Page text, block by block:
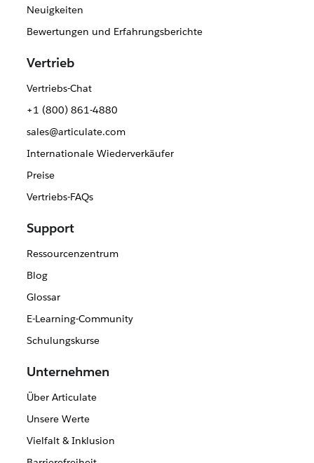
Neuigkeiten
Bewertungen und Erfahrungsberichte
Vertrieb
Vertriebs-Chat
+1 (800) 861-4880
sales@articulate.com
Internationale Wiederverkäufer
Preise
Vertriebs-FAQs
Support
Ressourcenzentrum
Blog
Glossar
E-Learning-Community
Schulungskurse
Unternehmen
Über Articulate
Unsere Werte
Vielfalt & Inklusion